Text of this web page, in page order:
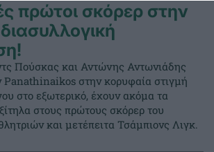
πρώτοι σκόρερ στην
Πούσκας και Αντώνης Αντωνιάδης
Panathinaikos στην κορυφαία στιγμή
στο εξωτερικό, έχουν ακόμα τα
στους πρώτους σκόρερ του
και μετέπειτα Τσάμπιονς Λιγκ.